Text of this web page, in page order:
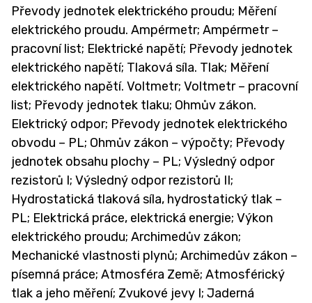
Převody jednotek elektrického proudu; Měření
elektrického proudu. Ampérmetr; Ampérmetr –
pracovní list; Elektrické napětí; Převody jednotek
elektrického napětí; Tlaková síla. Tlak; Měření
elektrického napětí. Voltmetr; Voltmetr – pracovní
list; Převody jednotek tlaku; Ohmův zákon.
Elektrický odpor; Převody jednotek elektrického
obvodu – PL; Ohmův zákon – výpočty; Převody
jednotek obsahu plochy – PL; Výsledný odpor
rezistorů I; Výsledný odpor rezistorů II;
Hydrostatická tlaková síla, hydrostatický tlak –
PL; Elektrická práce, elektrická energie; Výkon
elektrického proudu; Archimedův zákon;
Mechanické vlastnosti plynů; Archimedův zákon –
písemná práce; Atmosféra Země; Atmosférický
tlak a jeho měření; Zvukové jevy I; Jaderná